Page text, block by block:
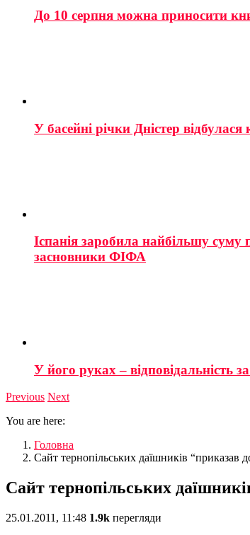
До 10 серпня можна приносити
У басейні річки Дністер
Іспанія заробила найбільшу суму
засновники ФІФА
У його руках – відповідальність
Previous Next
You are here:
Головна
Сайт тернопільських даїшників “приказав
Сайт тернопільських
25.01.2011, 11:48 1.9k перегляди